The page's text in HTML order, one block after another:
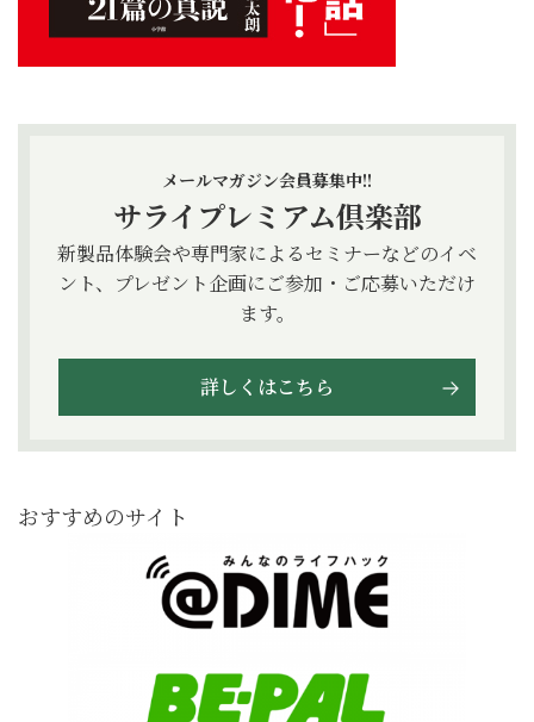
メールマガジン会員募集中!!
サライプレミアム倶楽部
新製品体験会や専門家によるセミナーなどのイベ
ント、プレゼント企画にご参加・ご応募いただけ
ます。
詳しくはこちら
おすすめのサイト